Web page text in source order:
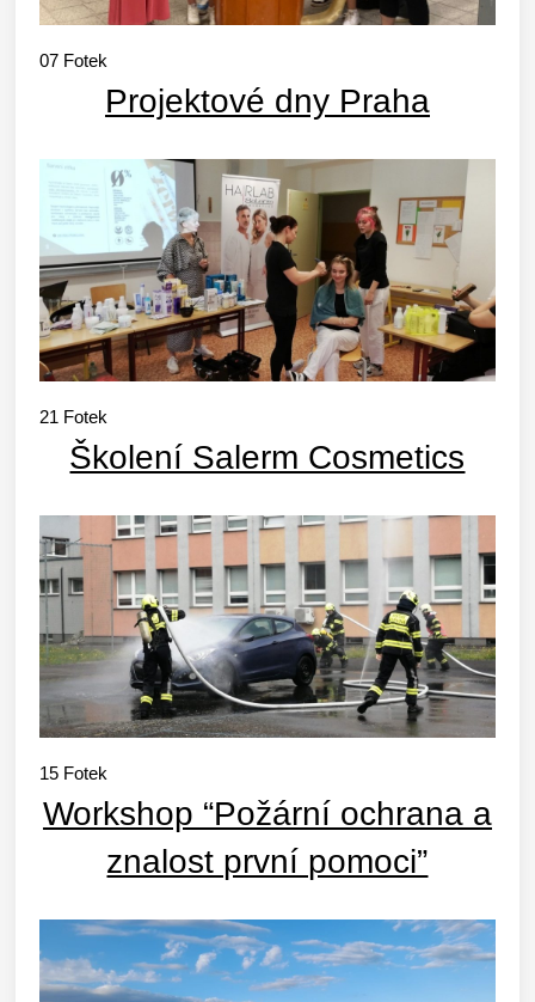
07 Fotek
Projektové dny Praha
21 Fotek
Školení Salerm Cosmetics
15 Fotek
Workshop “Požární ochrana a
znalost první pomoci”